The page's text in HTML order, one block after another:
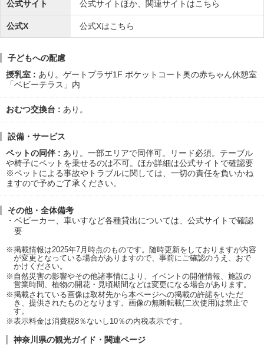
公式サイト 公式サイトほか、関連サイトはこちら
公式X 公式Xはこちら
子どもへの配慮
授乳室
あり。ゲートプラザ1F ポケットコート奥の赤ちゃん休憩室
「ベビーテラス」内
おむつ交換台 あり。
設備・サービス
ペットの同伴
あり。一部エリアで同伴可。リード必須。テーブル
や椅子にペットを乗せるのは不可。ほか詳細は公式サイトで確認要
※ペットによる事故やトラブルに関しては、一切の責任を負いかね
ますので予めご了承ください。
その他・全体備考
ベビーカー、車いすなど各種貸出については、公式サイトで確認
要
※掲載情報は2025年7月時点のものです。随時更新をしておりますが内容
が変更となっている場合がありますので、事前にご確認のうえ、おで
かけください。
※自然災害の影響やその他諸事情により、イベントの開催情報、施設の
営業時間、植物の開花・見頃期間などは変更になる場合があります。
※掲載されている画像は取材先から本ページへの掲載の許諾をいただ
き、提供されたものとなります。画像の無断転載(二次使用)は禁止で
す。
※表示料金は消費税8％ないし10％の内税表示です。
神奈川県の観光ガイド・関連ページ